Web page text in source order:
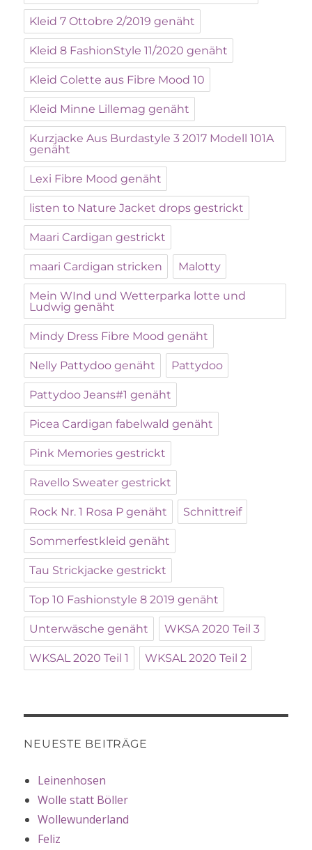
Kleid 7 Ottobre 2/2019 genäht
Kleid 8 FashionStyle 11/2020 genäht
Kleid Colette aus Fibre Mood 10
Kleid Minne Lillemag genäht
Kurzjacke Aus Burdastyle 3 2017 Modell 101A
genäht
Lexi Fibre Mood genäht
listen to Nature Jacket drops gestrickt
Maari Cardigan gestrickt
maari Cardigan stricken Malotty
Mein WInd und Wetterparka lotte und
Ludwig genäht
Mindy Dress Fibre Mood genäht
Nelly Pattydoo genäht Pattydoo
Pattydoo Jeans#1 genäht
Picea Cardigan fabelwald genäht
Pink Memories gestrickt
Ravello Sweater gestrickt
Rock Nr. 1 Rosa P genäht Schnittreif
Sommerfestkleid genäht
Tau Strickjacke gestrickt
Top 10 Fashionstyle 8 2019 genäht
Unterwäsche genäht WKSA 2020 Teil 3
WKSAL 2020 Teil 1 WKSAL 2020 Teil 2
NEUESTE BEITRÄGE
Leinenhosen
Wolle statt Böller
Wollewunderland
Feliz